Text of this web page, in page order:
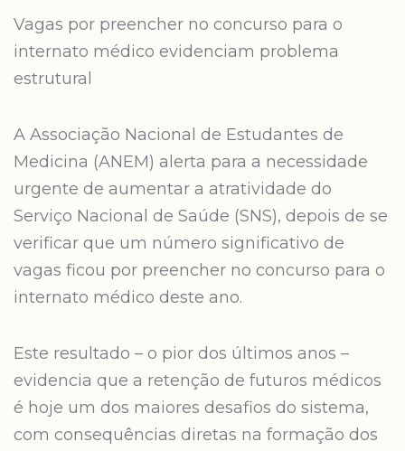
Vagas por preencher no concurso para o
internato médico evidenciam problema
estrutural
A Associação Nacional de Estudantes de
Medicina (ANEM) alerta para a necessidade
urgente de aumentar a atratividade do
Serviço Nacional de Saúde (SNS), depois de se
verificar que um número significativo de
vagas ficou por preencher no concurso para o
internato médico deste ano.
Este resultado – o pior dos últimos anos –
evidencia que a retenção de futuros médicos
é hoje um dos maiores desafios do sistema,
com consequências diretas na formação dos